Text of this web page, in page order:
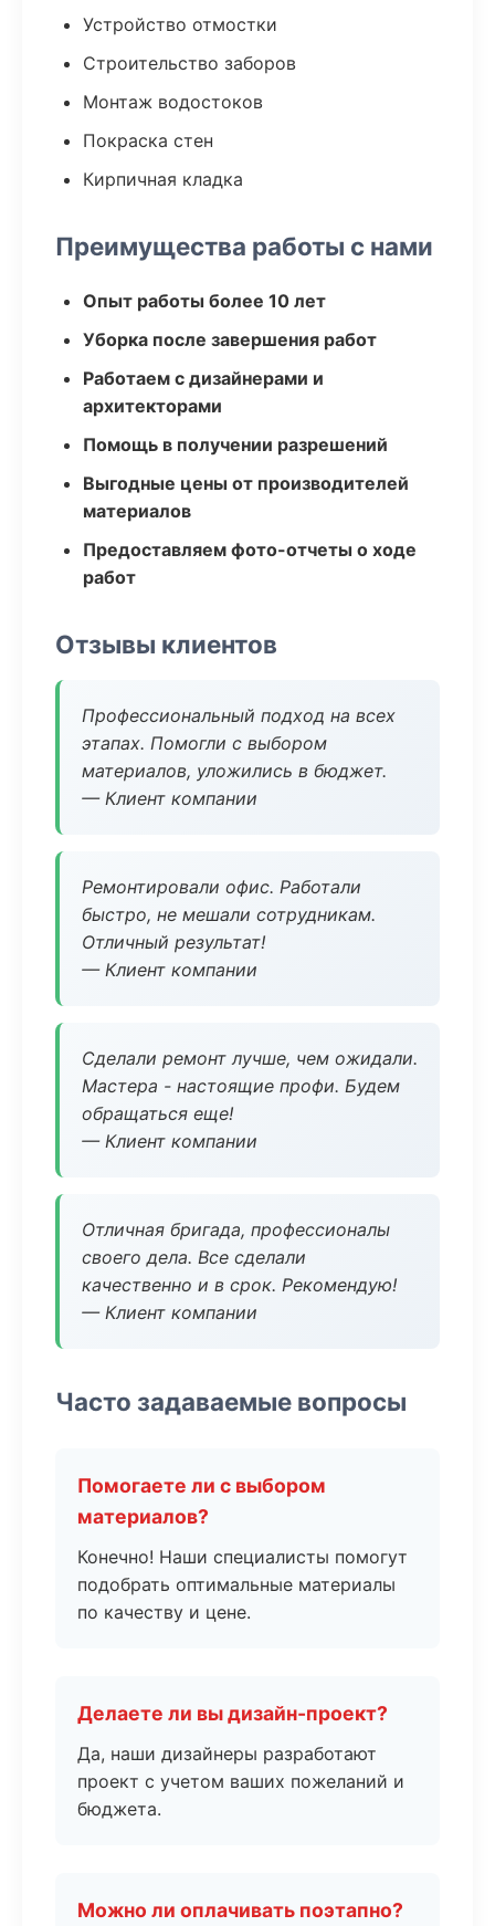
Устройство отмостки
Строительство заборов
Монтаж водостоков
Покраска стен
Кирпичная кладка
Преимущества работы с нами
Опыт работы более 10 лет
Уборка после завершения работ
Работаем с дизайнерами и
архитекторами
Помощь в получении разрешений
Выгодные цены от производителей
материалов
Предоставляем фото-отчеты о ходе
работ
Отзывы клиентов
Профессиональный подход на всех
этапах. Помогли с выбором
материалов, уложились в бюджет.
— Клиент компании
Ремонтировали офис. Работали
быстро, не мешали сотрудникам.
Отличный результат!
— Клиент компании
Сделали ремонт лучше, чем ожидали.
Мастера - настоящие профи. Будем
обращаться еще!
— Клиент компании
Отличная бригада, профессионалы
своего дела. Все сделали
качественно и в срок. Рекомендую!
— Клиент компании
Часто задаваемые вопросы
Помогаете ли с выбором
материалов?
Конечно! Наши специалисты помогут
подобрать оптимальные материалы
по качеству и цене.
Делаете ли вы дизайн-проект?
Да, наши дизайнеры разработают
проект с учетом ваших пожеланий и
бюджета.
Можно ли оплачивать поэтапно?